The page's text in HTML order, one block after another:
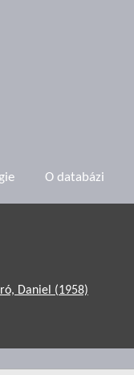
O databázi
Daniel (1958)